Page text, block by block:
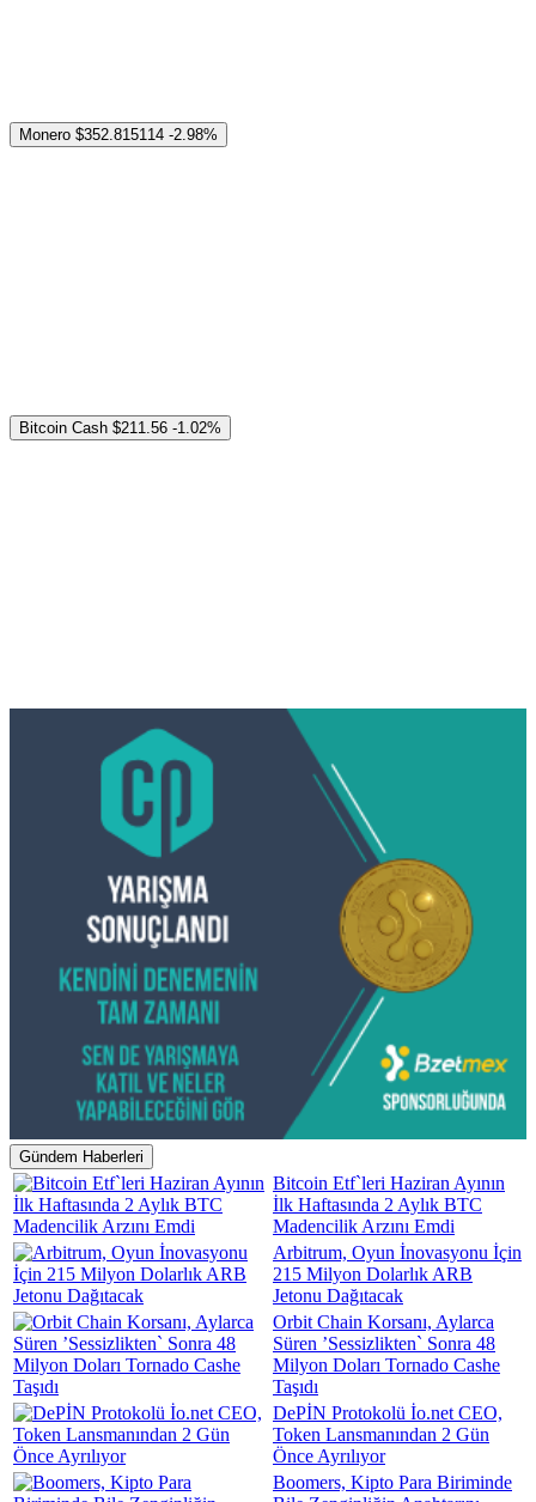
Monero $352.815114 -2.98%
Bitcoin Cash $211.56 -1.02%
Gündem Haberleri
Bitcoin Etf`leri Haziran Ayının
İlk Haftasında 2 Aylık BTC
Madencilik Arzını Emdi
Arbitrum, Oyun İnovasyonu İçin
215 Milyon Dolarlık ARB
Jetonu Dağıtacak
Orbit Chain Korsanı, Aylarca
Süren ’Sessizlikten` Sonra 48
Milyon Doları Tornado Cashe
Taşıdı
DePİN Protokolü İo.net CEO,
Token Lansmanından 2 Gün
Önce Ayrılıyor
Boomers, Kipto Para Biriminde